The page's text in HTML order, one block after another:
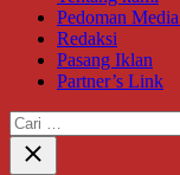
Pedoman
Redaksi
Pasang Iklan
Partner’s Link
Cari
untuk:
Close
search